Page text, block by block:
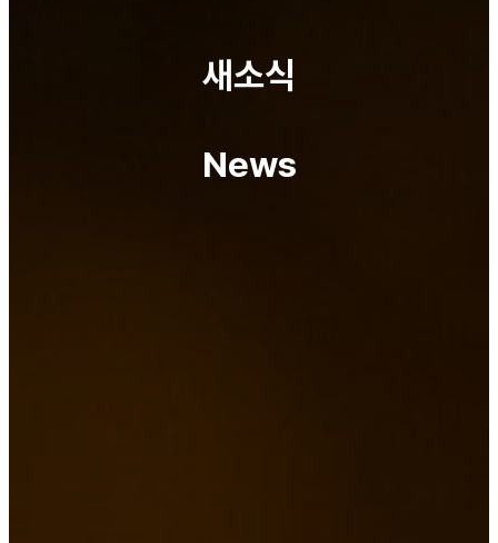
새소식
News